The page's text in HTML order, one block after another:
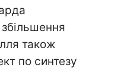
також
по синтезу